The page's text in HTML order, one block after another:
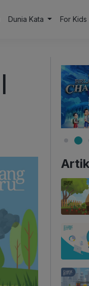
Dunia Kata For Kids